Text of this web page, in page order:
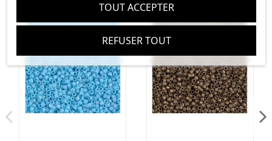
REFUSER TOUT
TOUT ACCEPTER